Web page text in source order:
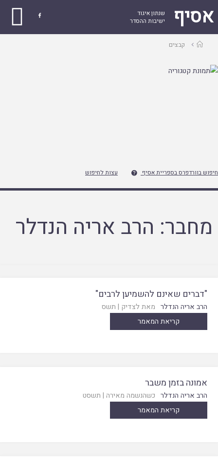
אסיף
שנתון איגוד
ישיבות ההסדר

עמודקבצים
חיפוש בוורדפרס בספריית אסיף  עצות לחיפוש
מחבר: הרב אריה הנדלר
"דברים שאינם להשמיען לרבים"
הרב אריה הנדלר מאת לצדיק | תשס
קריאת המאמר
אמונה בזמן משבר
הרב אריה הנדלר כשהנשמה מאירה | תשסט
קריאת המאמר